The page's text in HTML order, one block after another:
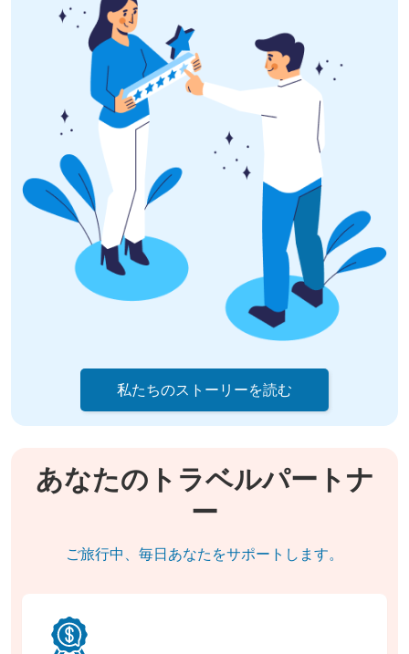
私たちのストーリーを読む
あなたのトラベルパートナ
ー
ご旅行中、毎日あなたをサポートします。